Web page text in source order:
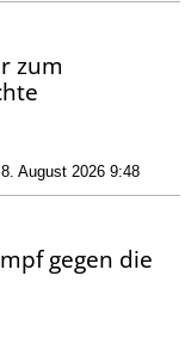
zum
August 2026 9:48
gegen die